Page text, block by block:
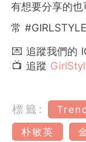
有想要分享的也
常
💌 追蹤我們的
📺 追蹤
標籤:
朴敏英